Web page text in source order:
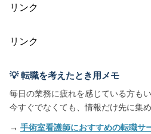
リンク
リンク
💡 転職を考えたとき用メモ
毎日の業務に疲れを感じている方も
今すぐでなくても、情報だけ先に集
→ 手術室看護師におすすめの転職サ